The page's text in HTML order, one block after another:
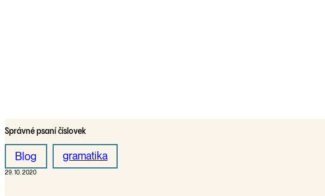
Správné psaní číslovek
Blog gramatika
29. 10. 2020